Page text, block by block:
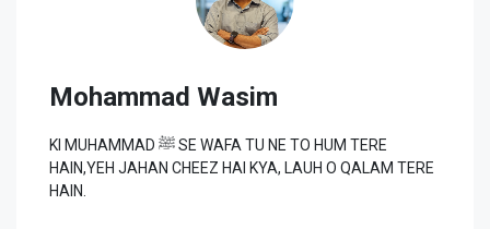
Mohammad Wasim
KI MUHAMMAD ﷺ SE WAFA TU NE TO HUM TERE
HAIN,YEH JAHAN CHEEZ HAI KYA, LAUH O QALAM TERE
HAIN.